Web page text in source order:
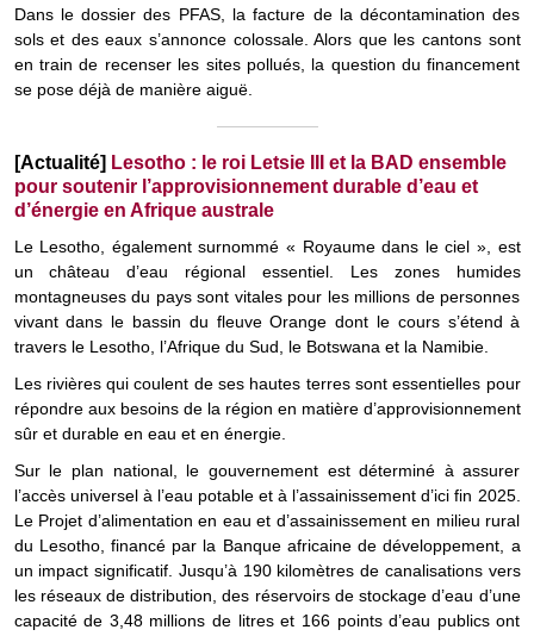
Dans le dossier des PFAS, la facture de la décontamination des
sols et des eaux s’annonce colossale. Alors que les cantons sont
en train de recenser les sites pollués, la question du financement
se pose déjà de manière aiguë.
[Actualité] Lesotho : le roi Letsie III et la BAD ensemble
pour soutenir l’approvisionnement durable d’eau et
d’énergie en Afrique australe
Le Lesotho, également surnommé « Royaume dans le ciel », est
un château d’eau régional essentiel. Les zones humides
montagneuses du pays sont vitales pour les millions de personnes
vivant dans le bassin du fleuve Orange dont le cours s’étend à
travers le Lesotho, l’Afrique du Sud, le Botswana et la Namibie.
Les rivières qui coulent de ses hautes terres sont essentielles pour
répondre aux besoins de la région en matière d’approvisionnement
sûr et durable en eau et en énergie.
Sur le plan national, le gouvernement est déterminé à assurer
l’accès universel à l’eau potable et à l’assainissement d’ici fin 2025.
Le Projet d’alimentation en eau et d’assainissement en milieu rural
du Lesotho, financé par la Banque africaine de développement, a
un impact significatif. Jusqu’à 190 kilomètres de canalisations vers
les réseaux de distribution, des réservoirs de stockage d’eau d’une
capacité de 3,48 millions de litres et 166 points d’eau publics ont